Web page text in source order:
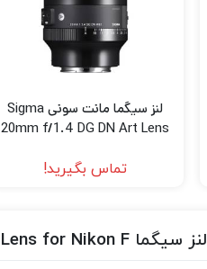
لنز سیگما مانت سونی Sigma
20mm f/1.4 DG DN Art Lens
تماس بگیرید!
لنز سیگما Sigma 105mm f1.4 DG HSM Art Lens for Nikon F